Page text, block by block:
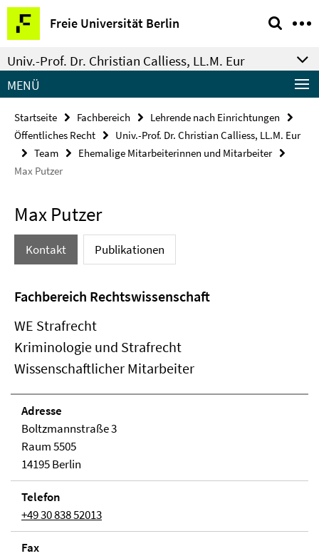
Springe
direkt
zu
Inhalt
Freie Universität Berlin
Service-
Navigation
Univ.-Prof. Dr. Christian Calliess, LL.M. Eur
MENÜ
Startseite Fachbereich
Lehrende nach Einrichtungen
Öffentliches Recht
Univ.-Prof. Dr. Christian Calliess, LL.M. Eur
Team
Ehemalige Mitarbeiterinnen und Mitarbeiter
Max Putzer
Max Putzer
Kontakt Publikationen
Fachbereich Rechtswissenschaft
WE Strafrecht
Kriminologie und Strafrecht
Wissenschaftlicher Mitarbeiter
Adresse
Boltzmannstraße 3
Raum 5505
14195 Berlin
Telefon
+49 30 838 52013
Fax